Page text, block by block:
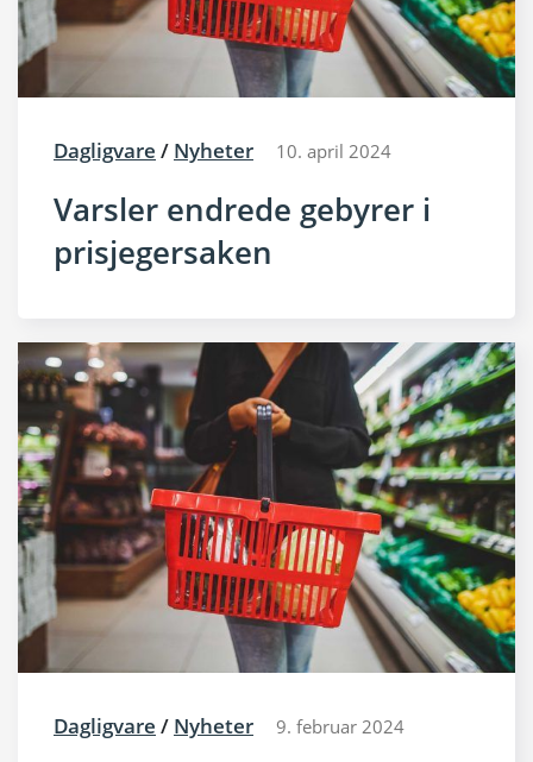
Dagligvare / Nyheter 10. april 2024
Varsler endrede gebyrer i
prisjegersaken
Dagligvare / Nyheter 9. februar 2024